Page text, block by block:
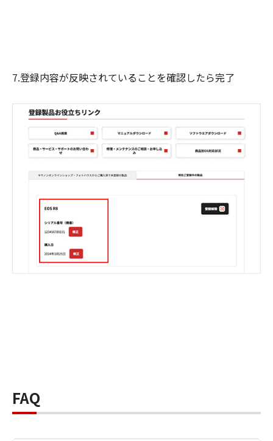
7.登録内容が反映されていることを確認したら完了
FAQ